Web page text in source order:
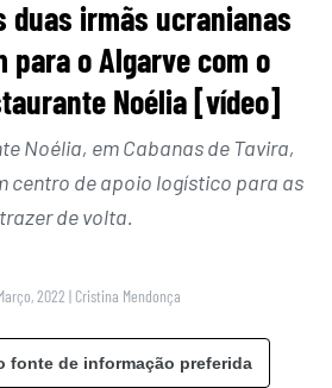
duas irmãs ucranianas
para o Algarve com o
Noélia [vídeo]
Noélia, em Cabanas de Tavira,
centro de apoio logístico para as
trazer de volta.
2022 | Cristina Mendonça
fonte de informação preferida